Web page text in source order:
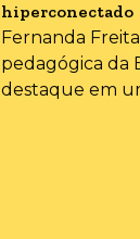
hiperconectado
Fernanda
pedagógica da
destaque em